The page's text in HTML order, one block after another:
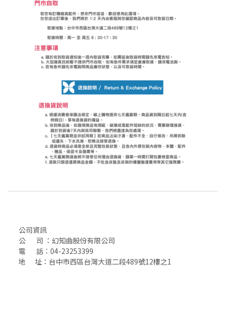
公司資訊
公 司 ：幻知曲股份有限公司
電 話：04-23253399
地 址：台中市西區台灣大道二段489號12樓之1